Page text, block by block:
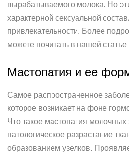
вырабатываемого молока. Но
характерной сексуальной
привлекательности. Более
можете почитать в нашей статье
Мастопатия и ее
Самое распространенное
которое возникает на фоне
Что такое мастопатия молочных
патологическое разрастание
образованием узелков.